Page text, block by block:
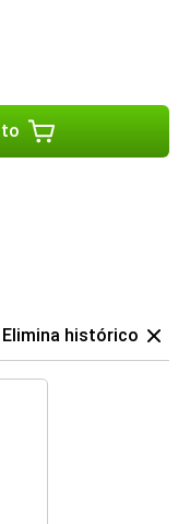
Elimina histórico